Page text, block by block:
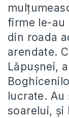
firme le-au
din roada
arendate.
Lăpușnei,
lucrate. Au
soarelui, și